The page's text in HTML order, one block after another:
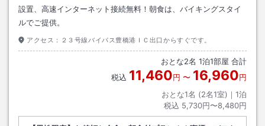
設置、高速インターネット接続無料！朝食は、バイキングスタイ
ルでご提供。
アクセス： ２３号線バイパス豊橋港ＩＣ出口からすぐです。
おとな2名 1泊1部屋 合計
税込 11,460円 〜 16,960円
おとな1名 (2名1室)｜ 1泊
税込 5,730円〜8,480円